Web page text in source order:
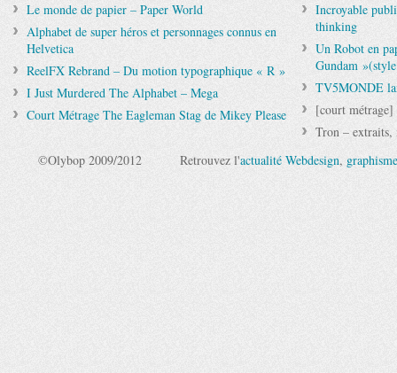
Le monde de papier – Paper World
Alphabet de super héros et personnages connus en
Helvetica
ReelFX Rebrand – Du motion typographique « R »
I Just Murdered The Alphabet – Mega
Court Métrage The Eagleman Stag de Mikey Please
Incroyable
thinking
Un Robot en
Gundam
TV5MONDE
[court
Tron – extraits,
©Olybop 2009/2012
Retrouvez l'actualité Webdesign, graphisme